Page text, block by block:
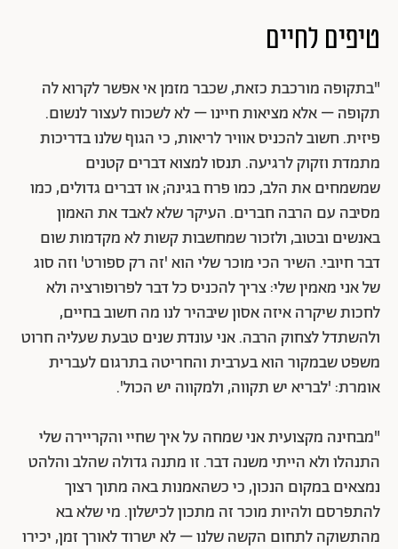
טיפים לחיים
"בתקופה מורכבת כזאת, שכבר מזמן אי אפשר לקרוא לה
תקופה – אלא מציאות חיינו – לא לשכוח לעצור לנשום.
פיזית. חשוב להכניס אוויר לריאות, כי הגוף שלנו בדריכות
מתמדת וזקוק לרגיעה. תנסו למצוא דברים קטנים
שמשמחים את הלב, כמו פרח בגינה; או דברים גדולים, כמו
מסיבה עם הרבה חברים. העיקר שלא לאבד את האמון
באנשים ובטוב, ולזכור שמחשבות קשות לא מקדמות שום
דבר חיובי. השיר הכי מוכר שלי הוא 'זה רק ספורט' וזה סוג
של אני מאמין שלי: צריך להכניס כל דבר לפרופורציה ולא
לחכות שיקרה איזה אסון שיבהיר לנו מה חשוב בחיים,
ולהשתדל לצחוק הרבה. אני עונדת שנים טבעת שעליה חרוט
משפט שבמקור הוא בערבית והחריטה בתרגום לעברית
אומרת: 'לבריא יש תקווה, ולמקווה יש הכול'.
"מבחינה מקצועית אני שמחה על איך שחיי והקריירה שלי
התנהלו ולא הייתי משנה דבר. זו מתנה גדולה שהלב והלהט
נמצאים במקום הנכון, כי כשהאמנות באה מתוך רצוך
להתפרסם ולהיות מוכר זה מתכון לכישלון. מי שלא בא
מהתשוקה לתחום הקשה שלנו – לא ישרוד לאורך זמן, יכירו